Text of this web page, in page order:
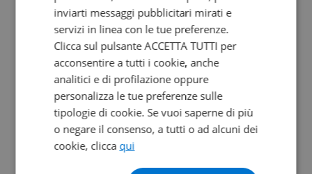
S Grey my17
2017 | 18762 km | 1198 cc | 160 Hp | 118 Kw
11.900 €205
inviarti messaggi pubblicitari mirati e
servizi in linea con le tue preferenze.
Clicca sul pulsante ACCETTA TUTTI per
acconsentire a tutti i cookie, anche
analitici e di profilazione oppure
personalizza le tue preferenze sulle
tipologie di cookie. Se vuoi saperne di più
o negare il consenso, a tutti o ad alcuni dei
cookie, clicca qui